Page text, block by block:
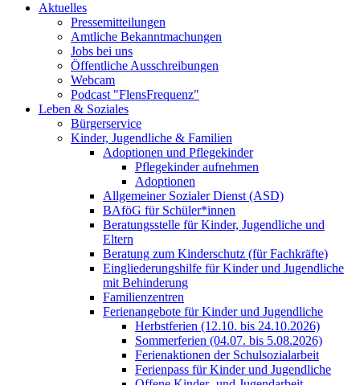
Aktuelles
Pressemitteilungen
Amtliche Bekanntmachungen
Jobs bei uns
Öffentliche Ausschreibungen
Webcam
Podcast "FlensFrequenz"
Leben & Soziales
Bürgerservice
Kinder, Jugendliche & Familien
Adoptionen und Pflegekinder
Pflegekinder aufnehmen
Adoptionen
Allgemeiner Sozialer Dienst (ASD)
BAföG für Schüler*innen
Beratungsstelle für Kinder, Jugendliche und
Eltern
Beratung zum Kinderschutz (für Fachkräfte)
Eingliederungshilfe für Kinder und Jugendliche
mit Behinderung
Familienzentren
Ferienangebote für Kinder und Jugendliche
Herbstferien (12.10. bis 24.10.2026)
Sommerferien (04.07. bis 5.08.2026)
Ferienaktionen der Schulsozialarbeit
Ferienpass für Kinder und Jugendliche